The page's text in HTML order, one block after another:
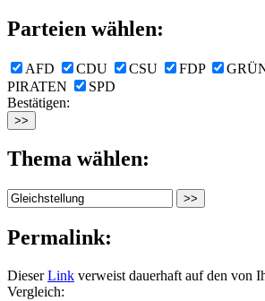
Parteien wählen:
AFD CDU CSU FDP
PIRATEN
SPD
Bestätigen:
Thema wählen:
Permalink:
DieserLink verweist dauerhaft auf den von
Vergleich: